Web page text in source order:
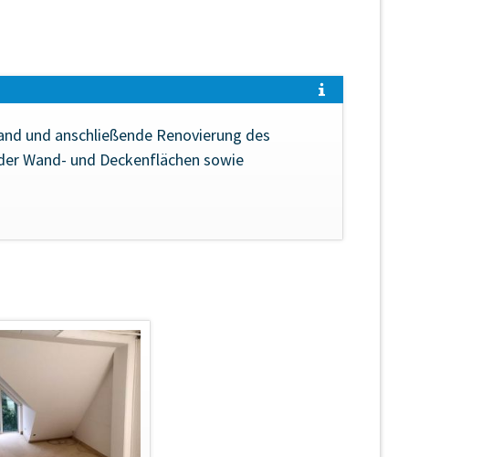
und anschließende Renovierung des
Wand- und Deckenflächen sowie